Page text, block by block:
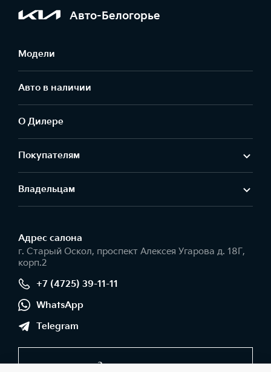
Авто-Белогорье
Модели
Авто в наличии
О Дилере
Покупателям
Владельцам
Адрес салонa
г. Старый Оскол, проспект Алексея Угарова д. 18Г,
корп.2
+7 (4725) 39-11-11
WhatsApp
Telegram
Заказать звонок